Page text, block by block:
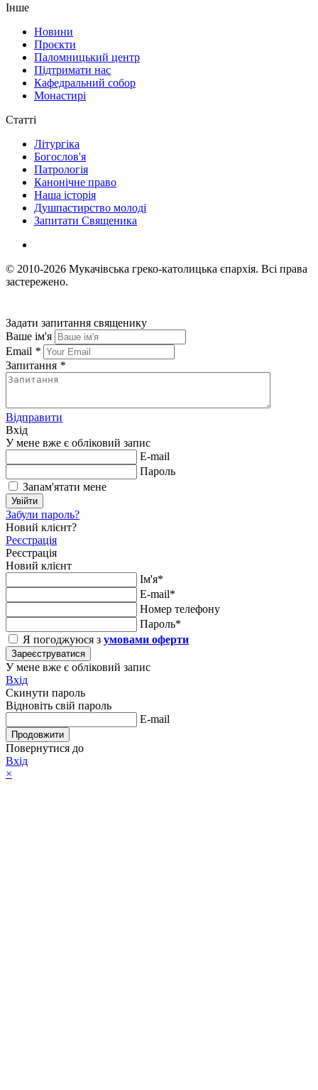
Інше
Новини
Проєкти
Паломницький центр
Підтримати нас
Кафедральний собор
Монастирі
Статті
Літургіка
Богослов'я
Патрологія
Канонічне право
Наша історія
Душпастирство молоді
Запитати Священика
© 2010-2026 Мукачівська греко-католицька єпархія. Всі права
застережено.
Задати запитання священику
Ваше ім'я
Email *
Запитання *
Відправити
Вхід
У мене вже є обліковий запис
E-mail
Пароль
Запам'ятати мене
Увійти
Забули пароль?
Новий клієнт?
Реєстрація
Реєстрація
Новий клієнт
Ім'я*
E-mail*
Номер телефону
Пароль*
Я погоджуюся з умовами оферти
Зареєструватися
У мене вже є обліковий запис
Вхід
Скинути пароль
Відновіть свій пароль
E-mail
Продовжити
Повернутися до
Вхід
×